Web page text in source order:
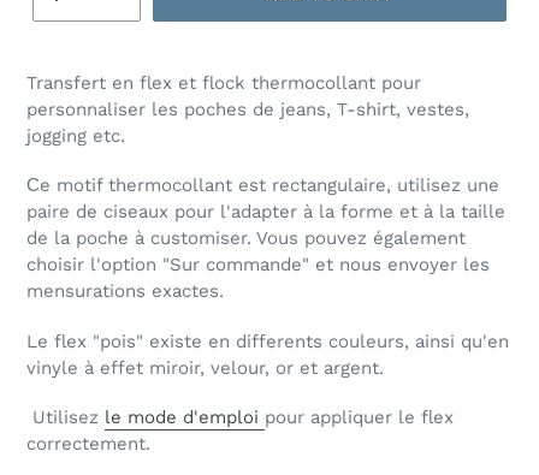
Transfert en flex et flock thermocollant pour
personnaliser les poches de jeans, T-shirt, vestes,
jogging etc.
Сe motif thermocollant est rectangulaire, utilisez une
paire de ciseaux pour l'adapter à la forme et à la taille
de la poche à customiser. Vous pouvez également
choisir l'option "Sur commande" et nous envoyer les
mensurations exactes.
Le flex "pois" existe en differents couleurs, ainsi qu'en
vinyle à effet miroir, velour, or et argent.
Utilisez le mode d'emploi pour appliquer le flex
correctement.